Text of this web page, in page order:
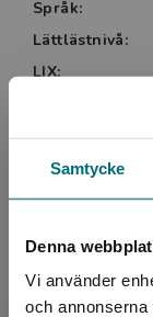
Samtycke
Denna
Vi använder
och
Språk:
Lättlästnivå:
LIX:
Utgivningsår:
Artikelnummer:
Upplaga: